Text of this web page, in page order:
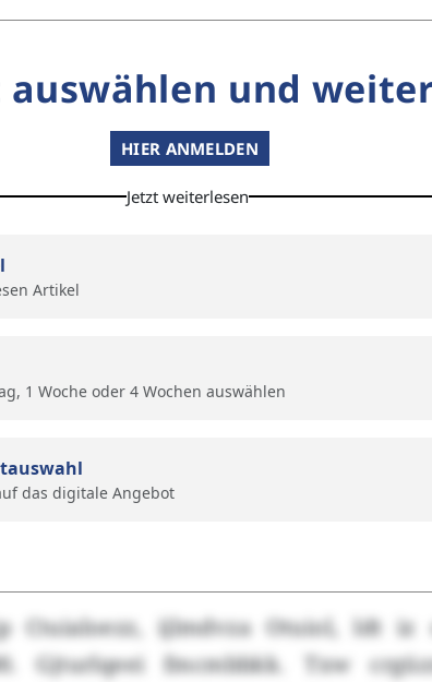
und
HIER ANMELDEN
Jetzt weiterlesen
Artikel
1 Woche oder 4 Wochen auswählen
das digitale Angebot
Ctuialoezz, ijlmdvza Otuiol, ldt iz
Gjturlqeei fmcmbbkk. Txw